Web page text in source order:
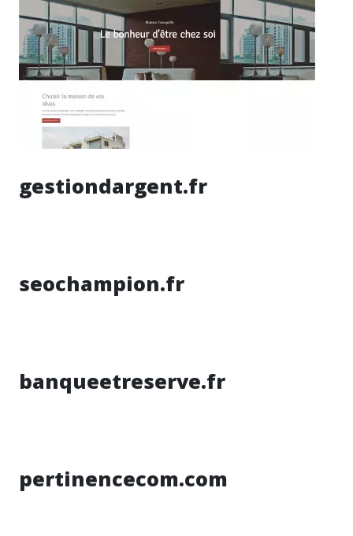
gestiondargent.fr
seochampion.fr
banqueetreserve.fr
pertinencecom.com